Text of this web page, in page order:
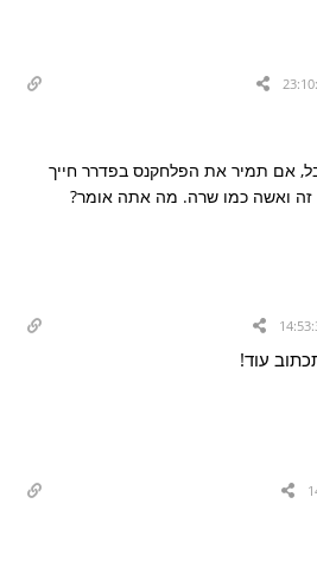
אם תמיר את הפלחקנס בפדרר חייך
זה ואשה כמו שרה. מה אתה אומר?
עוד!